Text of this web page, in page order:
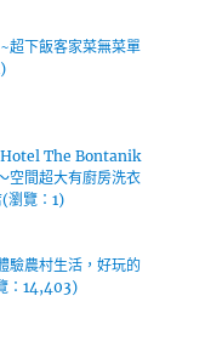
超下飯客家菜無菜單
Hotel The Bontanik
間超大有廚房洗衣
瀏覽：1)
驗農村生活，好玩的
：14,403)